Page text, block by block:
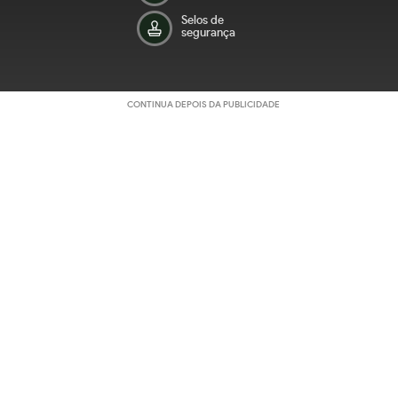
Selos de
segurança
CONTINUA DEPOIS DA PUBLICIDADE